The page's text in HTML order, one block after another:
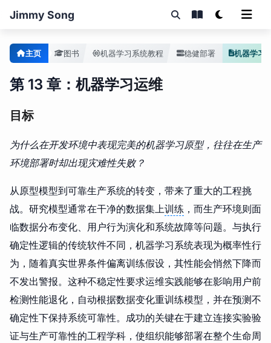
Jimmy Song
主页 图书 机器学习系统教程 稳健部署 机器学习
第 13 章：机器学习运维
目标
为什么在开发环境中表现完美的机器学习原型，往往在生产
环境部署时却出现灾难性失败？
从原型模型到可靠生产系统的转变，带来了重大的工程挑
战。研究模型通常在干净的数据集上训练 ，而生产环境则面
临数据分布变化、用户行为演化和系统故障等问题。与执行
确定性逻辑的传统软件不同，机器学习系统表现为概率性行
为，随着真实世界条件偏离训练假设，其性能会悄然下降而
不发出警报。这种不稳定性要求运维实践能够在影响用户前
检测性能退化，自动根据数据变化重训练模型，并在预测不
确定性下保持系统可靠性。成功的关键在于建立连接实验验
证与生产可靠性的工程学科，使组织能够部署在整个生命周